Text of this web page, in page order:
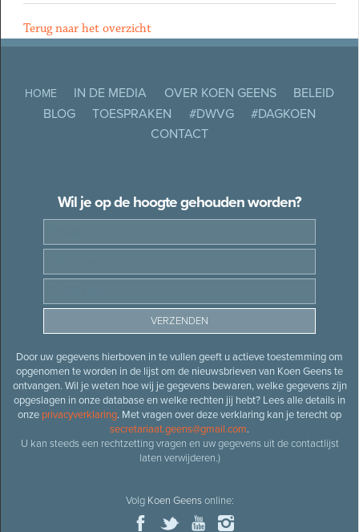
Terug naar het overzicht
HOME IN DE MEDIA OVER KOEN GEENS
BELEID
BLOG
TOESPRAKEN #DWVG
#DAGKOEN
CONTACT
Wil je op de hoogte gehouden worden?
Door uw gegevens hierboven in te vullen geeft u actieve toestemming om
opgenomen te worden in de lijst om de nieuwsbrieven van Koen Geens te
ontvangen. Wil je weten hoe wij je gegevens bewaren, welke gegevens zijn
opgeslagen in onze database en welke rechten jij hebt? Lees alle details in
onze privacyverklaring. Met vragen over deze verklaring kan je terecht op
secretariaat.geens@gmail.com.
U kan steeds een rechtzetting vragen en uw gegevens uit de contactlijst
laten verwijderen.)
Volg Koen Geensonline: